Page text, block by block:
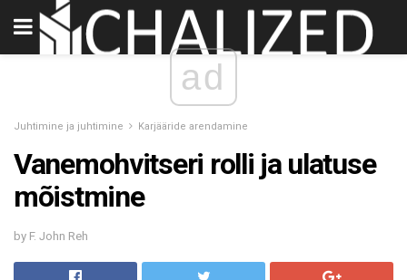
ad
Juhtimine ja juhtimine Karjääride arendamine
Vanemohvitseri rolli ja ulatuse
mõistmine
by F. John Reh